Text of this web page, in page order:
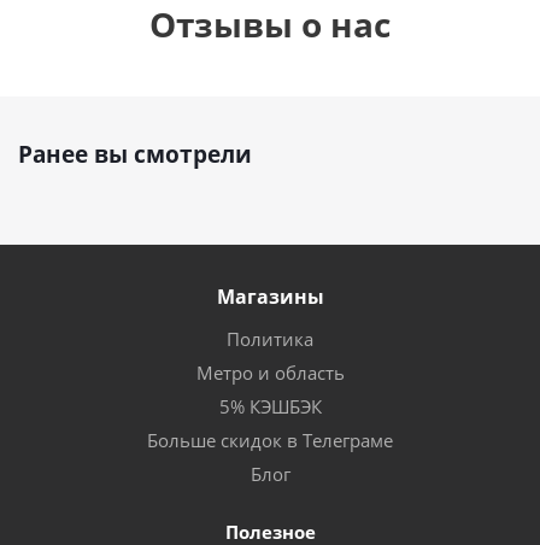
Отзывы о нас
Ранее вы смотрели
Магазины
Политика
Метро и область
5% КЭШБЭК
Больше скидок в Телеграме
Блог
Полезное